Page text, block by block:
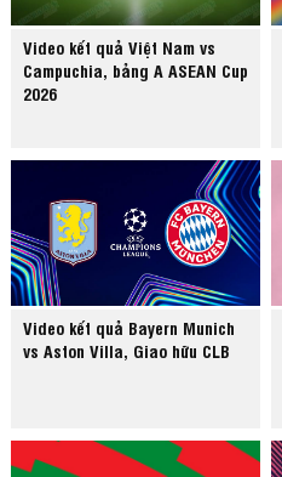
Video kết quả Việt Nam vs
Campuchia, bảng A ASEAN Cup
2026
Video kết quả Bayern Munich
vs Aston Villa, Giao hữu CLB